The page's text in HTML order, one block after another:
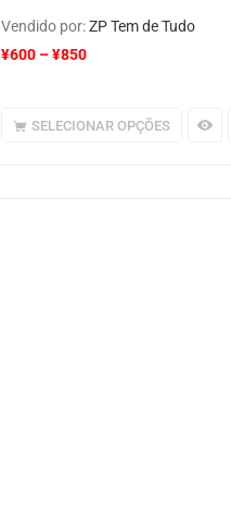
Vendido por:ZP Tem de Tudo
¥600 –¥850
SELECIONAR OPÇÕES